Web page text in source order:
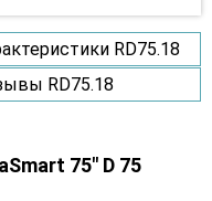
RD75.18
RD75.18
75" D 75